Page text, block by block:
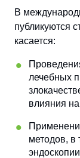
В
публикуются
касается:
лечебных
влияния
методов, в